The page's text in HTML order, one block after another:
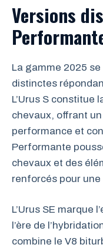
Versions
La gamme 2025
distinctes
L’Urus S constitue
chevaux, offrant
performance et
Performante
chevaux et des
renforcés pour
L’Urus SE marque
l’ère de
combine le V8